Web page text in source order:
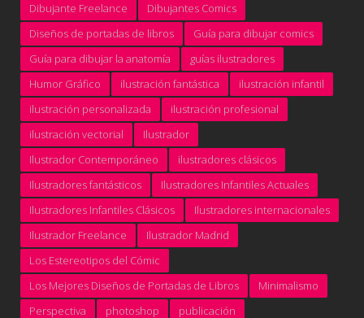
Dibujante Freelance
Dibujantes Comics
Diseños de portadas de libros
Guía para dibujar comics
Guía para dibujar la anatomía
guías ilustradores
Humor Gráfico
ilustración fantástica
ilustración infantil
ilustración personalizada
ilustración profesional
ilustración vectorial
Ilustrador
Ilustrador Contemporáneo
ilustradores clásicos
Ilustradores fantásticos
Ilustradores Infantiles Actuales
Ilustradores Infantiles Clásicos
Ilustradores internacionales
Ilustrador Freelance
Ilustrador Madrid
Los Estereotipos del Cómic
Los Mejores Diseños de Portadas de Libros
Minimalismo
Perspectiva
photoshop
publicación